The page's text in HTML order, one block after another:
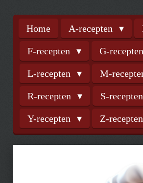
Home A-recepten
F-recepten G-recepten
L-recepten M-
R-recepten S-recepten
Y-recepten Z-recepten